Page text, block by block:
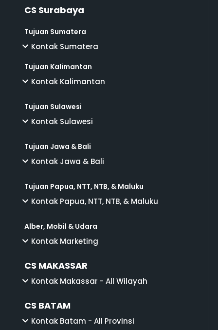
CS Surabaya
Tujuan Sumatera
Kontak Sumatera
Tujuan Kalimantan
Kontak Kalimantan
Tujuan Sulawesi
Kontak Sulawesi
Tujuan Jawa & Bali
Kontak Jawa & Bali
Tujuan Papua, NTT, NTB, & Maluku
Kontak Papua, NTT, NTB, & Maluku
Alber, Mobil & Udara
Kontak Marketing
CS MAKASSAR
Kontak Makassar - All Wilayah
CS BATAM
Kontak Batam - All Provinsi